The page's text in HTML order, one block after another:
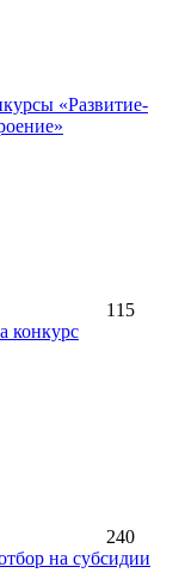
«Развитие-
115
конкурс
240
на субсидии